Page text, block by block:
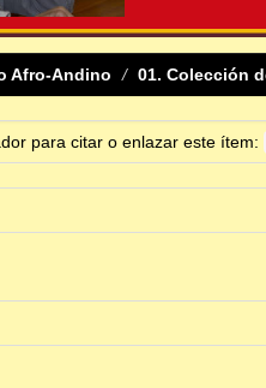
Afro-Andino 01. Colección
para citar o enlazar este ítem: